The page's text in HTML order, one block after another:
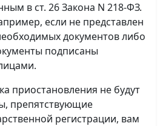
в ст. 26 Закона N 218-ФЗ.
если не представлен
документов либо
подписаны
приостановления не будут
препятствующие
регистрации, вам